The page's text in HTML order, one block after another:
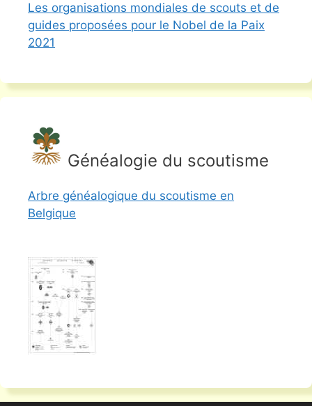
Les organisations mondiales de scouts et de
guides proposées pour le Nobel de la Paix
2021
Généalogie du scoutisme
Arbre généalogique du scoutisme en
Belgique